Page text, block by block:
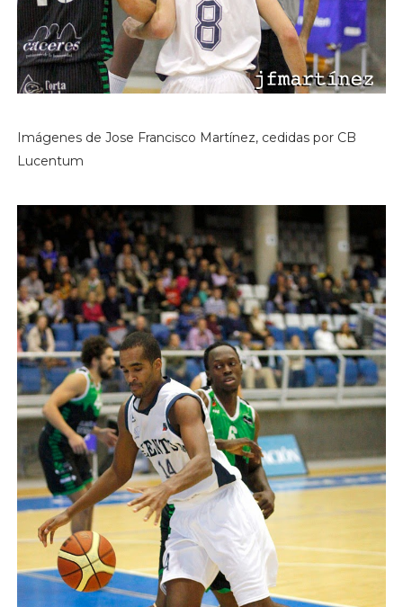
Imágenes de Jose Francisco Martínez, cedidas por CB
Lucentum